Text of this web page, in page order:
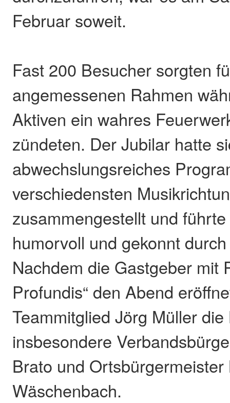
Februar soweit.
Fast 200 Besucher sorgten
angemessenen Rahmen
Aktiven ein wahres
zündeten. Der Jubilar hatte
abwechslungsreiches
verschiedensten
zusammengestellt und
humorvoll und gekonnt
Nachdem die Gastgeber mit
Profundis“ den Abend
Teammitglied Jörg Müller
insbesondere
Brato und Ortsbürgermeister
Wäschenbach.